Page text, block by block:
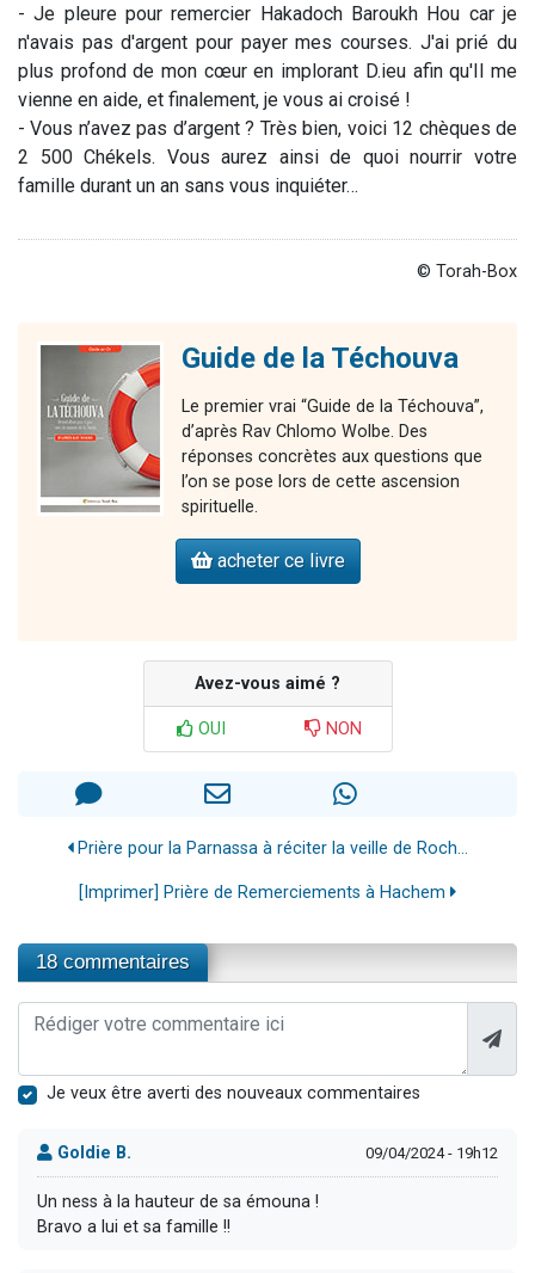
- Je pleure pour remercier Hakadoch Baroukh Hou car je
n'avais pas d'argent pour payer mes courses. J'ai prié du
plus profond de mon cœur en implorant D.ieu afin qu'Il me
vienne en aide, et finalement, je vous ai croisé !
- Vous n’avez pas d’argent ? Très bien, voici 12 chèques de
2 500 Chékels. Vous aurez ainsi de quoi nourrir votre
famille durant un an sans vous inquiéter…
© Torah-Box
Guide de la Téchouva
Le premier vrai “Guide de la Téchouva”,
d’après Rav Chlomo Wolbe. Des
réponses concrètes aux questions que
l’on se pose lors de cette ascension
spirituelle.
acheter ce livre
Avez-vous aimé ?
OUI NON
Prière pour la Parnassa à réciter la veille de Roch...
[Imprimer] Prière de Remerciements à Hachem
18 commentaires
Je veux être averti des nouveaux commentaires
Goldie B. 09/04/2024 - 19h12
Un ness à la hauteur de sa émouna !
Bravo a lui et sa famille !!